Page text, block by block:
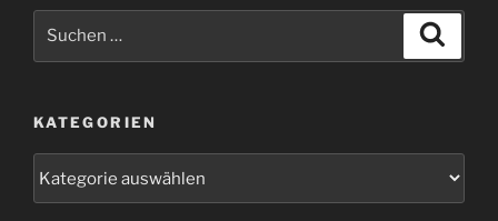
KATEGORIEN